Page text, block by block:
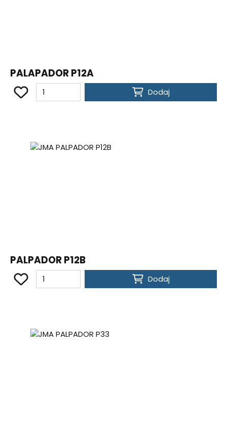
PALAPADOR P12A
Dodaj
PALPADOR P12B
Dodaj